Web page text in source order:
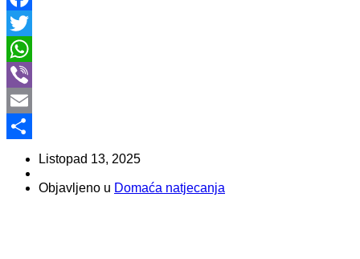
Facebook
Twitter
WhatsApp
Viber
Email
Share
Listopad 13, 2025
Objavljeno u Domaća natjecanja